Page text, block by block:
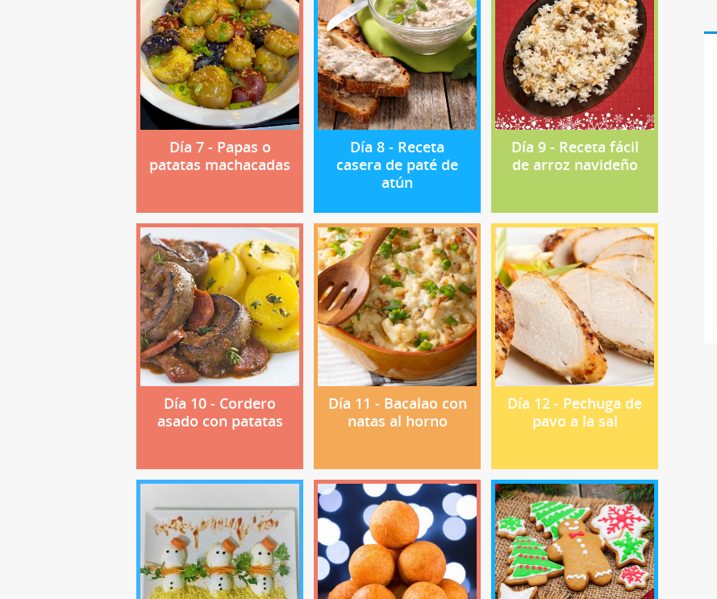
Día 7 - Papas o
patatas machacadas
Día 8 - Receta
casera de paté de
atún
Día 9 - Receta fácil
de arroz navideño
Día 10 - Cordero
asado con patatas
Día 11 - Bacalao con
natas al horno
Día 12 - Pechuga de
pavo a la sal